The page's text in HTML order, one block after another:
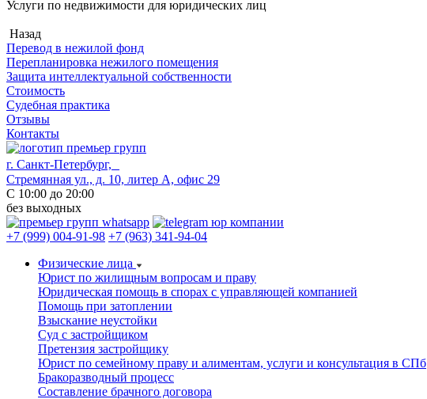
Услуги по недвижимости для юридических лиц
Назад
Перевод в нежилой фонд
Перепланировка нежилого помещения
Защита интеллектуальной собственности
Стоимость
Судебная практика
Отзывы
Контакты
г. Санкт-Петербург,
Стремянная ул., д. 10, литер А, офис 29
С 10:00 до 20:00
без выходных
+7 (999) 004-91-98 +7 (963) 341-94-04
Физические лица
Юрист по жилищным вопросам и праву
Юридическая помощь в спорах с управляющей компанией
Помощь при затоплении
Взыскание неустойки
Суд с застройщиком
Претензия застройщику
Юрист по семейному праву и алиментам, услуги и консультация в СПб
Бракоразводный процесс
Составление брачного договора